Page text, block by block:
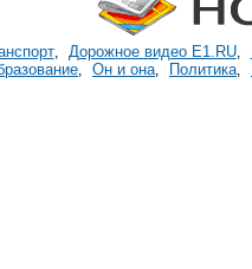
, Дорожное видео E1.RU,
, Он и она, Политика,